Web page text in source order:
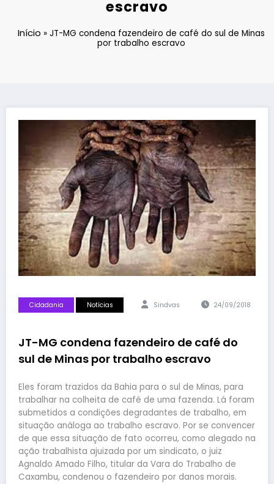
escravo
Início » JT-MG condena fazendeiro de café do sul de Minas
por trabalho escravo
Cidadania Notícias Sindvas 24/09/2018
JT-MG condena fazendeiro de café do
sul de Minas por trabalho escravo
Eles foram trazidos da Bahia para o sul de Minas, para
trabalhar na colheita de café de uma fazenda. Lá foram
submetidos a condições degradantes de trabalho, em
situação análoga ao trabalho escravo. Por se convencer
de que essa situação de fato ocorreu, como alegado na
ação trabalhista ajuizada por um sindicato, o juiz
Agnaldo Amado Filho, titular da Vara do Trabalho de
Caxambu, condenou o fazendeiro por danos morais.